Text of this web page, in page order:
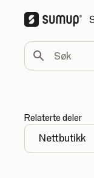
Søk
Relaterte deler
Nettbutikk